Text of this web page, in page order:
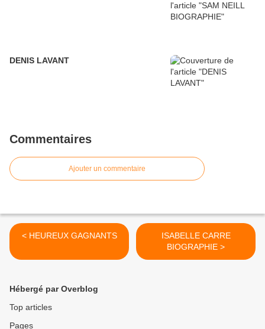
DENIS LAVANT
Commentaires
Ajouter un commentaire
< HEUREUX GAGNANTS
ISABELLE CARRE
BIOGRAPHIE >
Hébergé par Overblog
Top articles
Pages